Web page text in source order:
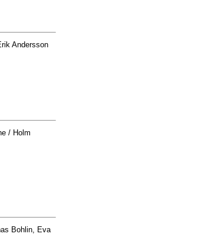
Andersson
/ Holm
Bohlin, Eva